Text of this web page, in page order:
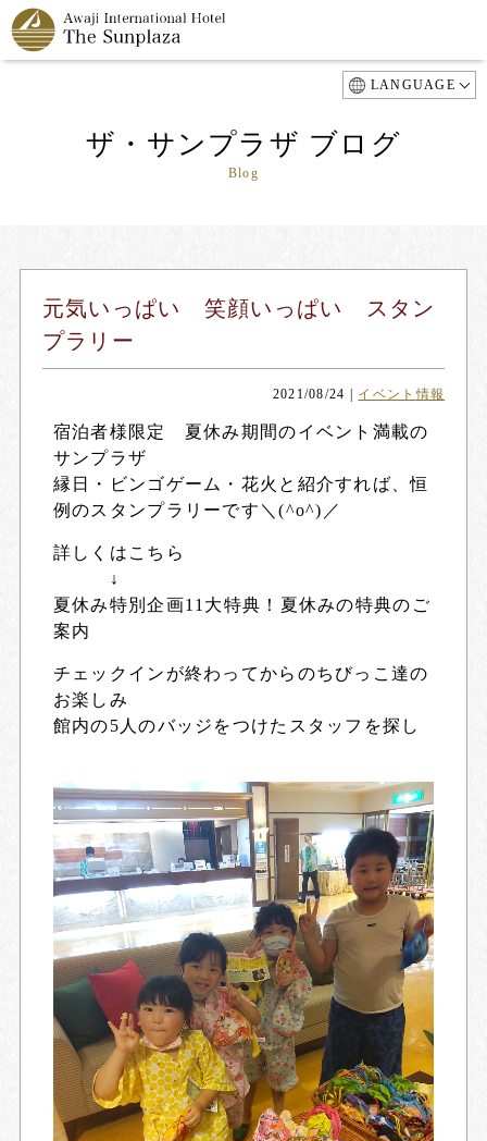
LANGUAGE
ザ・サンプラザ ブログ
Blog
元気いっぱい 笑顔いっぱい スタン
プラリー
2021/08/24 イベント情報
宿泊者様限定 夏休み期間のイベント満載の
サンプラザ
縁日・ビンゴゲーム・花火と紹介すれば、恒
例のスタンプラリーです＼(^o^)／
詳しくはこちら
↓
夏休み特別企画11大特典！夏休みの特典のご
案内
チェックインが終わってからのちびっこ達の
お楽しみ
館内の5人のバッジをつけたスタッフを探し